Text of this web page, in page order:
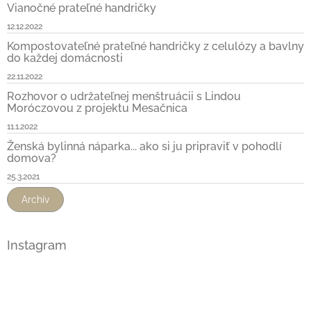
Vianočné prateľné handričky
12.12.2022
Kompostovateľné prateľné handričky z celulózy a bavlny
do každej domácnosti
22.11.2022
Rozhovor o udržateľnej menštruácii s Lindou
Moróczovou z projektu Mesačnica
11.1.2022
Ženská bylinná náparka... ako si ju pripraviť v pohodlí
domova?
25.3.2021
Archív
Instagram